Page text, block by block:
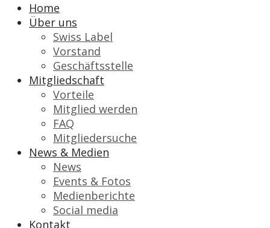
Home
Über uns
Swiss Label
Vorstand
Geschäftsstelle
Mitgliedschaft
Vorteile
Mitglied werden
FAQ
Mitgliedersuche
News & Medien
News
Events & Fotos
Medienberichte
Social media
Kontakt